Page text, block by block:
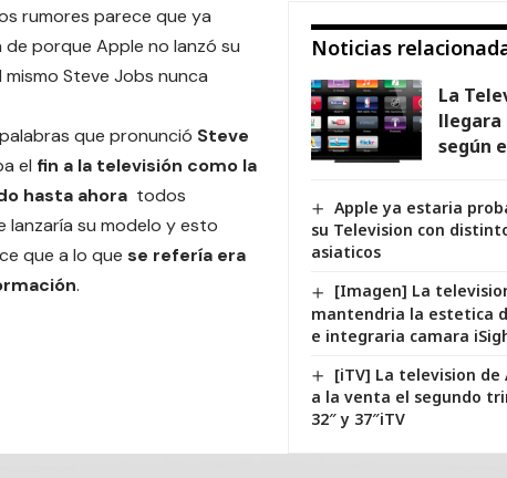
Noticias
La
llegara
según
Apple ya estaria
su Television con
asiaticos
[Imagen] La
mantendria la estetica
e integraria camara
[iTV] La television
a la venta el segundo
32″ y 37″iTV
rumores parece que ya
porque Apple no lanzó su
Steve Jobs nunca
que pronunció Steve
el fin a la televisión como la
hasta ahora todos
lanzaría su modelo y esto
que a lo que se refería era
.